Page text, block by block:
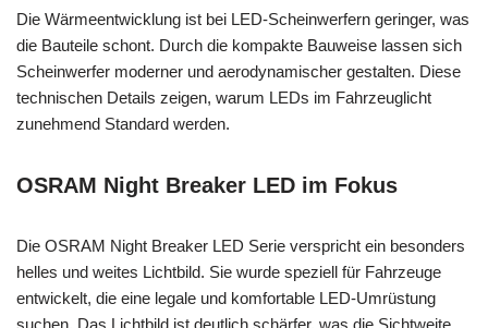
Die Wärmeentwicklung ist bei LED-Scheinwerfern geringer, was
die Bauteile schont. Durch die kompakte Bauweise lassen sich
Scheinwerfer moderner und aerodynamischer gestalten. Diese
technischen Details zeigen, warum LEDs im Fahrzeuglicht
zunehmend Standard werden.
OSRAM Night Breaker LED im Fokus
Die OSRAM Night Breaker LED Serie verspricht ein besonders
helles und weites Lichtbild. Sie wurde speziell für Fahrzeuge
entwickelt, die eine legale und komfortable LED-Umrüstung